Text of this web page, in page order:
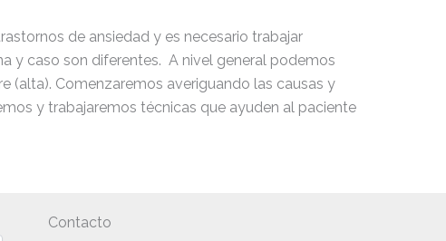
de ansiedad y es necesario trabajar
y caso son diferentes. A nivel general podemos
(alta). Comenzaremos averiguando las causas y
y trabajaremos técnicas que ayuden al paciente
Contacto